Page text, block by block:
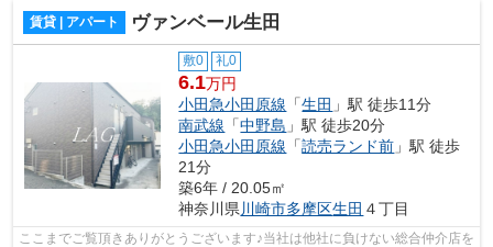
賃貸 | アパート ヴァンベール生田
敷0 礼0
6.1万円
小田急小田原線 「生田 」駅 徒歩11分
南武線 「中野島 」駅 徒歩20分
小田急小田原線 「読売ランド前 」駅 徒歩
21分
築6年 / 20.05㎡
神奈川県 川崎市多摩区生田 ４丁目
ここまでご覧頂きありがとうございます♪当社は他社に負けない総合仲介店を